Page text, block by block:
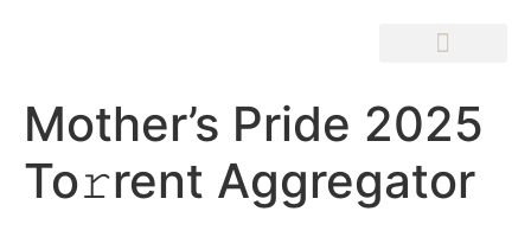
Mother’s Pride 2025
To𝚛rent Aggregator